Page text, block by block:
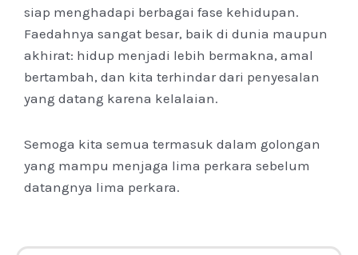
siap menghadapi berbagai fase kehidupan.
Faedahnya sangat besar, baik di dunia maupun
akhirat: hidup menjadi lebih bermakna, amal
bertambah, dan kita terhindar dari penyesalan
yang datang karena kelalaian.
Semoga kita semua termasuk dalam golongan
yang mampu menjaga lima perkara sebelum
datangnya lima perkara.